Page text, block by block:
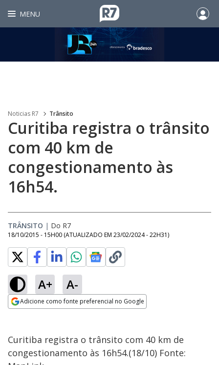
MENU
Noticias R7 Trânsito
Curitiba registra o trânsito
com 40 km de
congestionamento às
16h54.
TRÂNSITO | Do R7
18/10/2015 - 15H00 (ATUALIZADO EM 23/02/2024 - 22H31)
A+ A-
Adicione como fonte preferencial no Google
Curitiba registra o trânsito com 40 km de
congestionamento às 16h54.(18/10) Fonte: